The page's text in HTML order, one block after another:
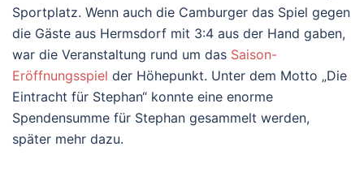
Sportplatz. Wenn auch die Camburger das Spiel gegen
die Gäste aus Hermsdorf mit 3:4 aus der Hand gaben,
war die Veranstaltung rund um das Saison-
Eröffnungsspiel der Höhepunkt. Unter dem Motto „Die
Eintracht für Stephan“ konnte eine enorme
Spendensumme für Stephan gesammelt werden,
später mehr dazu.